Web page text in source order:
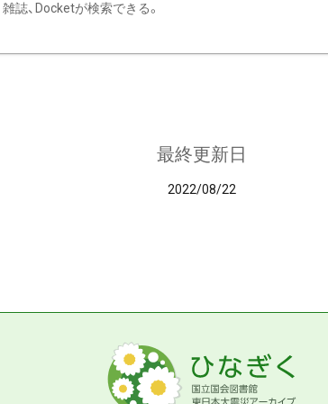
雑誌、Docketが検索できる。
最終更新日
2022/08/22